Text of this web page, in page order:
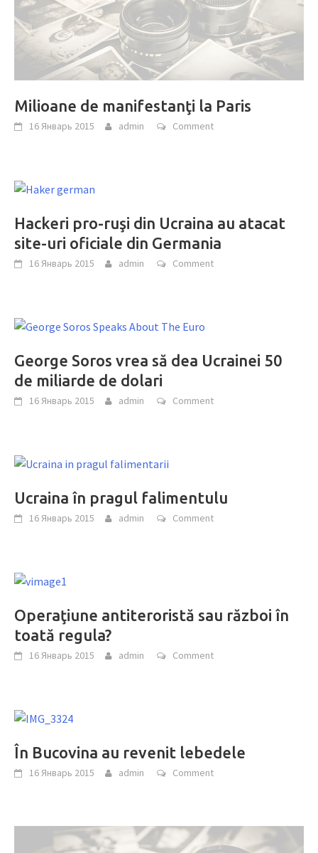
Milioane de manifestanţi la Paris
16 Январь 2015 admin Comment
Hackeri pro-ruşi din Ucraina au atacat
site-uri oficiale din Germania
16 Январь 2015 admin Comment
George Soros vrea să dea Ucrainei 50
de miliarde de dolari
16 Январь 2015 admin Comment
Ucraina în pragul falimentulu
16 Январь 2015 admin Comment
Operaţiune antiteroristă sau război în
toată regula?
16 Январь 2015 admin Comment
În Bucovina au revenit lebedele
16 Январь 2015 admin Comment